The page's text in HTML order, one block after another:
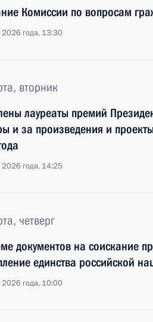
Комиссии по вопросам
года, 13:30
вторник
лауреаты премий
и за произведения и
года, 14:25
четверг
документов на соискание
единства российской
2026 года, 10:00